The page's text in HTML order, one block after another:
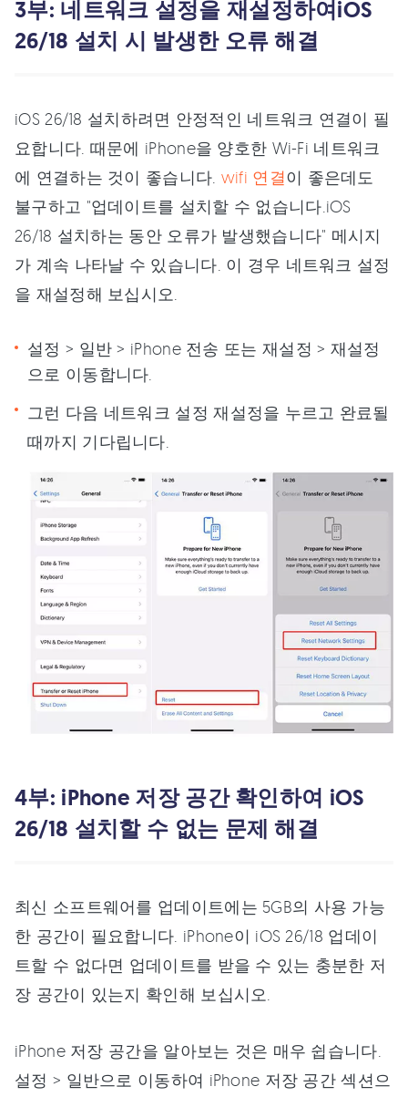
3부: 네트워크 설정을 재설정하여iOS
26/18 설치 시 발생한 오류 해결
iOS 26/18 설치하려면 안정적인 네트워크 연결이 필
요합니다. 때문에 iPhone을 양호한 Wi-Fi 네트워크
에 연결하는 것이 좋습니다. wifi 연결이 좋은데도
불구하고 "업데이트를 설치할 수 없습니다.iOS
26/18 설치하는 동안 오류가 발생했습니다" 메시지
가 계속 나타날 수 있습니다. 이 경우 네트워크 설정
을 재설정해 보십시오.
설정 > 일반 > iPhone 전송 또는 재설정 > 재설정
으로 이동합니다.
그런 다음 네트워크 설정 재설정을 누르고 완료될
때까지 기다립니다.
4부: iPhone 저장 공간 확인하여 iOS
26/18 설치할 수 없는 문제 해결
최신 소프트웨어를 업데이트에는 5GB의 사용 가능
한 공간이 필요합니다. iPhone이 iOS 26/18 업데이
트할 수 없다면 업데이트를 받을 수 있는 충분한 저
장 공간이 있는지 확인해 보십시오.
iPhone 저장 공간을 알아보는 것은 매우 쉽습니다.
설정 > 일반으로 이동하여 iPhone 저장 공간 섹션으